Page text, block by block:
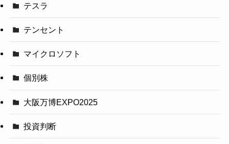
テスラ
テンセント
マイクロソフト
個別株
大阪万博EXPO2025
投資判断